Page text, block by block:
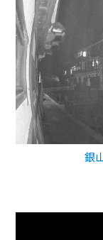
銀